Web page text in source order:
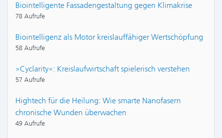
Biointelligente Fassadengestaltung gegen Klimakrise
78 Aufrufe
Biointelligenz als Motor kreislauffähiger Wertschöpfung
58 Aufrufe
»Cyclarity«: Kreislaufwirtschaft spielerisch verstehen
57 Aufrufe
Hightech für die Heilung: Wie smarte Nanofasern
chronische Wunden überwachen
49 Aufrufe